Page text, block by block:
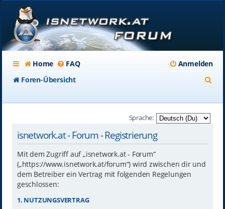
Home FAQ
Anmelden
Foren-Übersicht
Sprache:
isnetwork.at - Forum - Registrierung
Mit dem Zugriff auf „isnetwork.at - Forum“
(„https://www.isnetwork.at/forum“) wird zwischen dir und
dem Betreiber ein Vertrag mit folgenden Regelungen
geschlossen:
1. NUTZUNGSVERTRAG